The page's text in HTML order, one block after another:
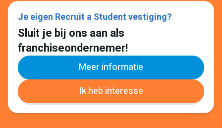
Je eigen Recruit a Student vestiging?
Sluit je bij ons aan als
franchiseondernemer!
Meer informatie
Ik heb interesse